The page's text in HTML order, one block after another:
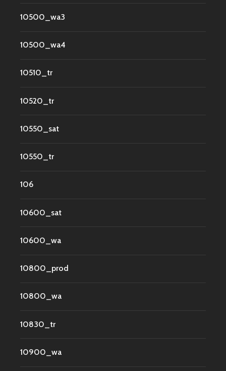
10500_wa3
10500_wa4
10510_tr
10520_tr
10550_sat
10550_tr
106
10600_sat
10600_wa
10800_prod
10800_wa
10830_tr
10900_wa